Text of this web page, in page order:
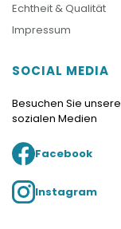
Echtheit & Qualität
Impressum
SOCIAL MEDIA
Besuchen Sie unsere
sozialen Medien
Facebook
Instagram